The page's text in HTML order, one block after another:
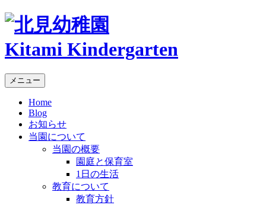
Kitami Kindergarten
メニュー
Home
Blog
お知らせ
当園について
当園の概要
園庭と保育室
1日の生活
教育について
教育方針